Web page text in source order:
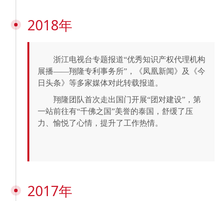
2018年
浙江电视台专题报道“优秀知识产权代理机构
展播——翔隆专利事务所”，《凤凰新闻》及《今
日头条》等多家媒体对此转载报道。
翔隆团队首次走出国门开展“团对建设”，第
一站前往有“千佛之国”美誉的泰国，舒缓了压
力、愉悦了心情，提升了工作热情。
2017年